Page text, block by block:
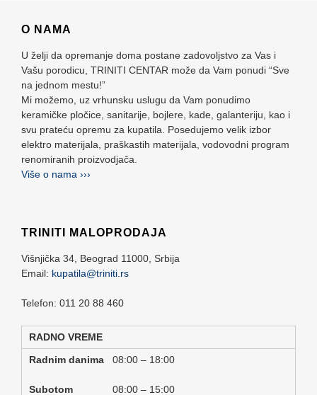
O NAMA
U želji da opremanje doma postane zadovoljstvo za Vas i
Vašu porodicu, TRINITI CENTAR može da Vam ponudi “Sve
na jednom mestu!”
Mi možemo, uz vrhunsku uslugu da Vam ponudimo
keramičke pločice, sanitarije, bojlere, kade, galanteriju, kao i
svu prateću opremu za kupatila. Posedujemo velik izbor
elektro materijala, praškastih materijala, vodovodni program
renomiranih proizvodjača.
Više o nama ›››
TRINITI MALOPRODAJA
Višnjička 34, Beograd 11000, Srbija
Email: kupatila@triniti.rs
Telefon: 011 20 88 460
RADNO VREME
Radnim danima 08:00 – 18:00
Subotom 08:00 – 15:00